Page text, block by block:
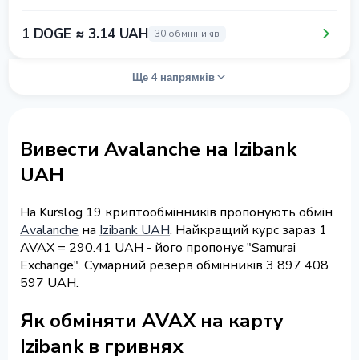
1 DOGE ≈ 3.14 UAH 30 обмінників
Ще 4 напрямків
Вивести Avalanche на Izibank
UAH
На Kurslog 19 криптообмінників пропонують обмін
Avalanche на Izibank UAH. Найкращий курс зараз 1
AVAX = 290.41 UAH - його пропонує "Samurai
Exchange". Сумарний резерв обмінників 3 897 408
597 UAH.
Як обміняти AVAX на карту
Izibank в гривнях